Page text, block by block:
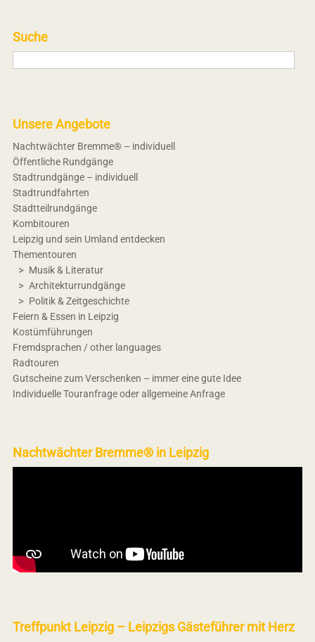
Suche
Unsere Angebote
Nachtwächter Bremme® – individuell
Öffentliche Rundgänge
Stadtrundgänge – individuell
Stadtrundfahrten
Stadtteilrundgänge
Kombitouren
Leipzig und sein Umland entdecken
Thementouren
Musik & Literatur
Architekturrundgänge
Politik & Zeitgeschichte
Feiern & Essen in Leipzig
Kostümführungen
Fremdsprachen / other languages
Radtouren
Gutscheine zum Verschenken – immer eine gute Idee
Individuelle Touranfrage oder allgemeine Anfrage
Nachtwächter Bremme® in Leipzig
Treffpunkt Leipzig – Leipzigs Gästeführer mit Herz